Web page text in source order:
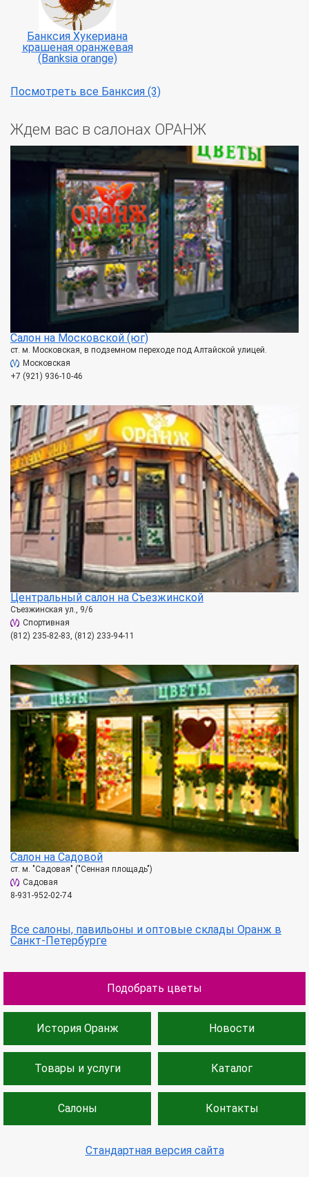
Банксия Хукериана
крашеная оранжевая
(Banksia orange)
Посмотреть все Банксия (3)
Ждем вас в салонах ОРАНЖ
Салон на Московской (юг)
ст. м. Московская, в подземном переходе под Алтайской улицей.
Московская
+7 (921) 936-10-46
Центральный салон на Съезжинской
Съезжинская ул., 9/6
Спортивная
(812) 235-82-83, (812) 233-94-11
Салон на Садовой
ст. м. "Садовая" ("Сенная площадь")
Садовая
8-931-952-02-74
Все салоны, павильоны и оптовые склады Оранж в
Санкт-Петербурге
Подобрать цветы
История Оранж Новости
Товары и услуги Каталог
Салоны Контакты
Стандартная версия сайта